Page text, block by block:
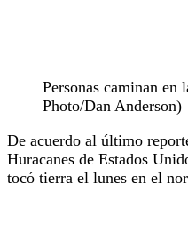
Personas caminan
Photo/Dan Anderson)
De acuerdo al último
Huracanes de Estados
tocó tierra el lunes en el